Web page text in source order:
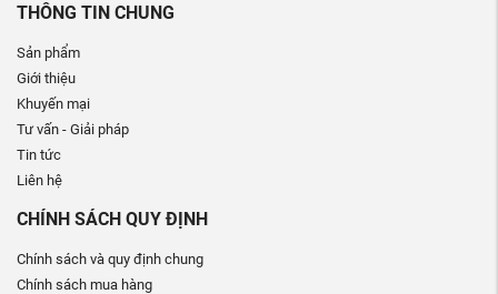
THÔNG TIN CHUNG
Sản phẩm
Giới thiệu
Khuyến mại
Tư vấn - Giải pháp
Tin tức
Liên hệ
CHÍNH SÁCH QUY ĐỊNH
Chính sách và quy định chung
Chính sách mua hàng